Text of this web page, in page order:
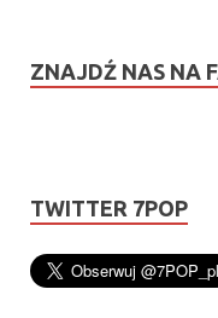
ZNAJDŹ NAS NA
TWITTER 7POP